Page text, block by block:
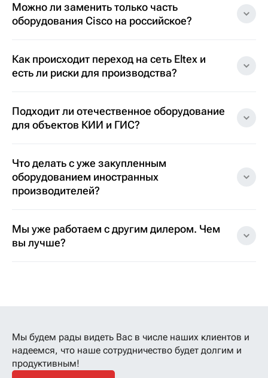
Можно ли заменить только часть
оборудования Cisco на российское?
Как происходит переход на сеть Eltex и
есть ли риски для производства?
Подходит ли отечественное оборудование
для объектов КИИ и ГИС?
Что делать с уже закупленным
оборудованием иностранных
производителей?
Мы уже работаем с другим дилером. Чем
вы лучше?
Мы будем рады видеть Вас в числе наших клиентов и
надеемся, что наше сотрудничество будет долгим и
продуктивным!